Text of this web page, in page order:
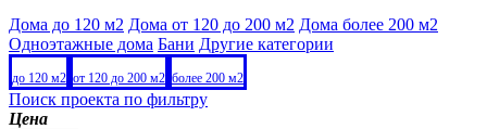
Дома до 120 м2 Дома от 120 до 200 м2 Дома более 200 м2
Одноэтажные дома Бани Другие категории
до 120 м2 от 120 до 200 м2 более 200 м2
Поиск проекта по фильтру
Цена